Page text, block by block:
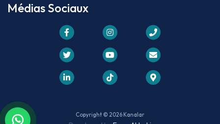
Médias Sociaux
Copyright © 2026 Kanalar